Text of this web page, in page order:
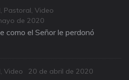
, Pastoral, Video
de 2020
como el Señor le perdonó
, Video
Posted
20 de abril de 2020